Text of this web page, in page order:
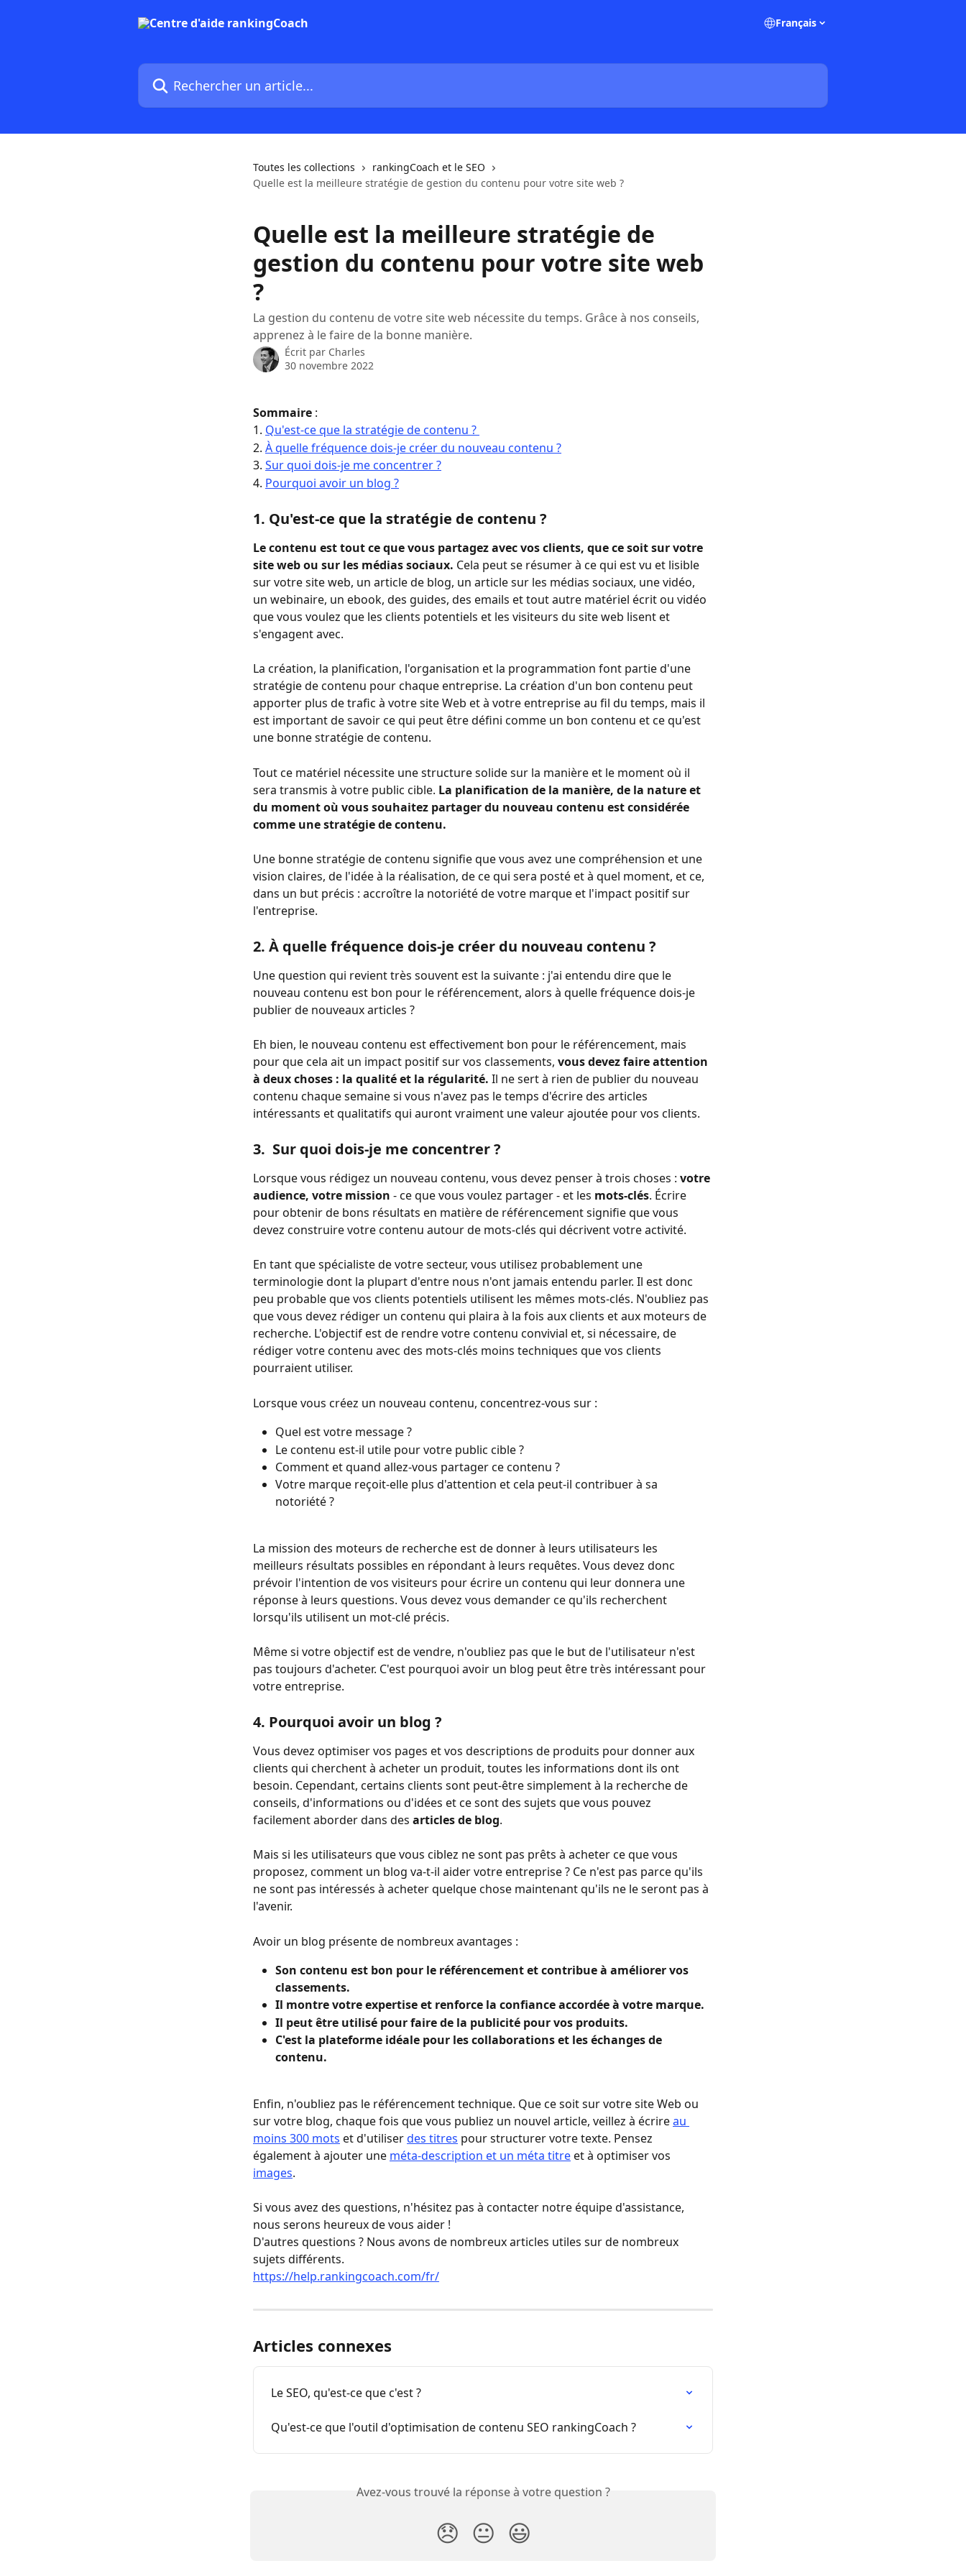
Français
Rechercher un article...
Toutes les collections
rankingCoach et le SEO
Quelle est la meilleure stratégie de gestion du contenu pour votre site web ?
Quelle est la meilleure stratégie de
gestion du contenu pour votre site web
?
La gestion du contenu de votre site web nécessite du temps. Grâce à nos conseils,
apprenez à le faire de la bonne manière.
Écrit par Charles
30 novembre 2022
Sommaire :
1. Qu'est-ce que la stratégie de contenu ?
2. À quelle fréquence dois-je créer du nouveau contenu ?
3. Sur quoi dois-je me concentrer ?
4. Pourquoi avoir un blog ?
1. Qu'est-ce que la stratégie de contenu ?
Le contenu est tout ce que vous partagez avec vos clients, que ce soit sur votre
site web ou sur les médias sociaux. Cela peut se résumer à ce qui est vu et lisible
sur votre site web, un article de blog, un article sur les médias sociaux, une vidéo,
un webinaire, un ebook, des guides, des emails et tout autre matériel écrit ou vidéo
que vous voulez que les clients potentiels et les visiteurs du site web lisent et
s'engagent avec.
La création, la planification, l'organisation et la programmation font partie d'une
stratégie de contenu pour chaque entreprise. La création d'un bon contenu peut
apporter plus de trafic à votre site Web et à votre entreprise au fil du temps, mais il
est important de savoir ce qui peut être défini comme un bon contenu et ce qu'est
une bonne stratégie de contenu.
Tout ce matériel nécessite une structure solide sur la manière et le moment où il
sera transmis à votre public cible. La planification de la manière, de la nature et
du moment où vous souhaitez partager du nouveau contenu est considérée
comme une stratégie de contenu.
Une bonne stratégie de contenu signifie que vous avez une compréhension et une
vision claires, de l'idée à la réalisation, de ce qui sera posté et à quel moment, et ce,
dans un but précis : accroître la notoriété de votre marque et l'impact positif sur
l'entreprise.
2. À quelle fréquence dois-je créer du nouveau contenu ?
Une question qui revient très souvent est la suivante : j'ai entendu dire que le
nouveau contenu est bon pour le référencement, alors à quelle fréquence dois-je
publier de nouveaux articles ?
Eh bien, le nouveau contenu est effectivement bon pour le référencement, mais
pour que cela ait un impact positif sur vos classements, vous devez faire attention
à deux choses : la qualité et la régularité. Il ne sert à rien de publier du nouveau
contenu chaque semaine si vous n'avez pas le temps d'écrire des articles
intéressants et qualitatifs qui auront vraiment une valeur ajoutée pour vos clients.
3.  Sur quoi dois-je me concentrer ?
Lorsque vous rédigez un nouveau contenu, vous devez penser à trois choses : votre
audience, votre mission - ce que vous voulez partager - et les mots-clés. Écrire
pour obtenir de bons résultats en matière de référencement signifie que vous
devez construire votre contenu autour de mots-clés qui décrivent votre activité.
En tant que spécialiste de votre secteur, vous utilisez probablement une
terminologie dont la plupart d'entre nous n'ont jamais entendu parler. Il est donc
peu probable que vos clients potentiels utilisent les mêmes mots-clés. N'oubliez pas
que vous devez rédiger un contenu qui plaira à la fois aux clients et aux moteurs de
recherche. L'objectif est de rendre votre contenu convivial et, si nécessaire, de
rédiger votre contenu avec des mots-clés moins techniques que vos clients
pourraient utiliser.
Lorsque vous créez un nouveau contenu, concentrez-vous sur :
Quel est votre message ?
Le contenu est-il utile pour votre public cible ?
Comment et quand allez-vous partager ce contenu ?
Votre marque reçoit-elle plus d'attention et cela peut-il contribuer à sa
notoriété ?
La mission des moteurs de recherche est de donner à leurs utilisateurs les
meilleurs résultats possibles en répondant à leurs requêtes. Vous devez donc
prévoir l'intention de vos visiteurs pour écrire un contenu qui leur donnera une
réponse à leurs questions. Vous devez vous demander ce qu'ils recherchent
lorsqu'ils utilisent un mot-clé précis.
Même si votre objectif est de vendre, n'oubliez pas que le but de l'utilisateur n'est
pas toujours d'acheter. C'est pourquoi avoir un blog peut être très intéressant pour
votre entreprise.
4. Pourquoi avoir un blog ?
Vous devez optimiser vos pages et vos descriptions de produits pour donner aux
clients qui cherchent à acheter un produit, toutes les informations dont ils ont
besoin. Cependant, certains clients sont peut-être simplement à la recherche de
conseils, d'informations ou d'idées et ce sont des sujets que vous pouvez
facilement aborder dans des articles de blog.
Mais si les utilisateurs que vous ciblez ne sont pas prêts à acheter ce que vous
proposez, comment un blog va-t-il aider votre entreprise ? Ce n'est pas parce qu'ils
ne sont pas intéressés à acheter quelque chose maintenant qu'ils ne le seront pas à
l'avenir.
Avoir un blog présente de nombreux avantages :
Son contenu est bon pour le référencement et contribue à améliorer vos
classements.
Il montre votre expertise et renforce la confiance accordée à votre marque.
Il peut être utilisé pour faire de la publicité pour vos produits.
C'est la plateforme idéale pour les collaborations et les échanges de
contenu.
Enfin, n'oubliez pas le référencement technique. Que ce soit sur votre site Web ou
sur votre blog, chaque fois que vous publiez un nouvel article, veillez à écrire au
moins 300 mots et d'utiliser des titres pour structurer votre texte. Pensez
également à ajouter une méta-description et un méta titre et à optimiser vos
images.
Si vous avez des questions, n'hésitez pas à contacter notre équipe d'assistance,
nous serons heureux de vous aider !
D'autres questions ? Nous avons de nombreux articles utiles sur de nombreux
sujets différents.
https://help.rankingcoach.com/fr/
Articles connexes
Le SEO, qu'est-ce que c'est ?
Qu'est-ce que l'outil d'optimisation de contenu SEO rankingCoach ?
Avez-vous trouvé la réponse à votre question ?
😞 😐 😃